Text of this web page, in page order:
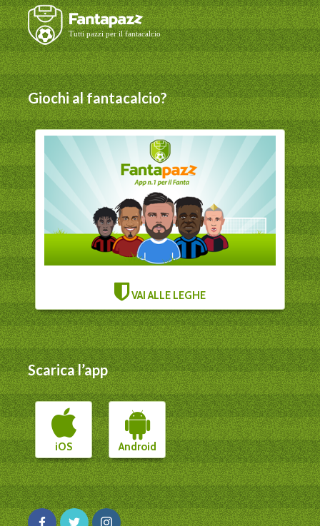
Giochi al fantacalcio?
VAI ALLE LEGHE
Scarica l’app
iOS Android